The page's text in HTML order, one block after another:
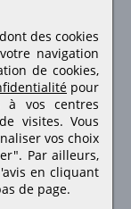
sociaux
des cookies
navigation
de cookies,
pour
à vos centres
visites.Vous
vos choix
Par ailleurs,
en cliquant
de page.